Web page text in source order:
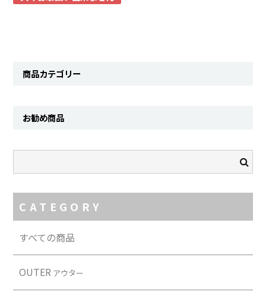
About
商品カテゴリー
お勧め商品
CATEGORY
すべての商品
OUTER アウター